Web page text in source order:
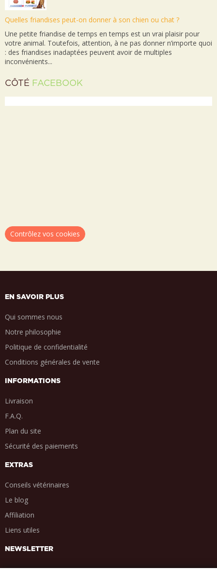
Quelles friandises peut-on donner à son chien ou chat ?
Une petite friandise de temps en temps est un vrai plaisir pour
votre animal. Toutefois, attention, à ne pas donner n’importe quoi
: des friandises inadaptées peuvent avoir de multiples
inconvénients...
CÔTÉ FACEBOOK
Contrôlez vos cookies
EN SAVOIR PLUS
Qui sommes nous
Notre philosophie
Politique de confidentialité
Conditions générales de vente
INFORMATIONS
Livraison
F.A.Q.
Plan du site
Sécurité des paiements
EXTRAS
Conseils vétérinaires
Le blog
Affiliation
Liens utiles
NEWSLETTER